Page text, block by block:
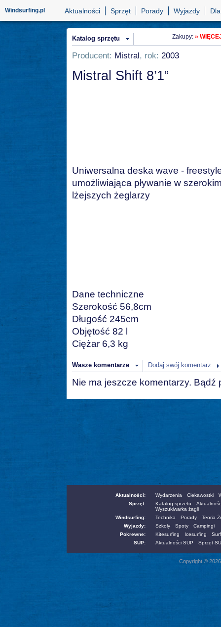
Windsurfing.pl Aktualności Sprzęt Porady Wyjazdy
Katalog sprzętu Zakupy: »
Producent: Mistral, rok: 2003
Mistral Shift 8’1”
Uniwersalna deska wave -
umożliwiająca pływanie w
lżejszych żeglarzy
Dane techniczne
Szerokość 56,8cm
Długość 245cm
Objętość 82 l
Ciężar 6,3 kg
Wasze komentarze Dodaj swój komentarz
Nie ma jeszcze komentarzy. Bądź
Aktualności: Wydarzenia Ciekawostki
Sprzęt:
Katalog sprzetu
Wyszukiwarka żagli
Windsurfing:
Technika Porady
Teoria
Wyjazdy:
Szkoły Spoty
Campingi
Pokrewne:
Kitesurfing Icesurfing
SUP:
Aktualności SUP Sprzęt
Copyright ©